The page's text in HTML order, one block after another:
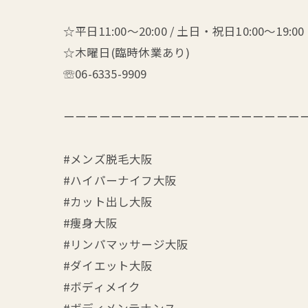
☆平日11:00～20:00 / 土日・祝日10:00～19:00
☆木曜日(臨時休業あり)
☏06-6335-9909
ーーーーーーーーーーーーーーーーーーー
#メンズ脱毛大阪
#ハイパーナイフ大阪
#カット出し大阪
#痩身大阪
#リンパマッサージ大阪
#ダイエット大阪
#ボディメイク